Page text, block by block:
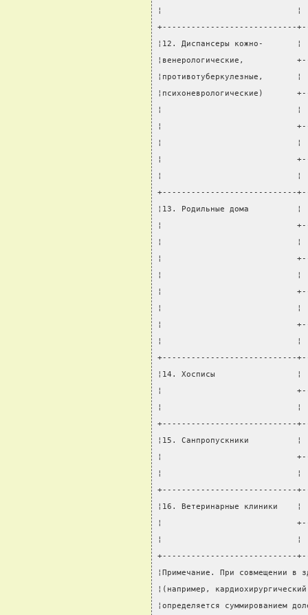
¦                            ¦
+----------------------------
¦12. Диспансеры кожно-
¦венерологические,
¦противотуберкулезные,
¦психоневрологические)
¦                            ¦
¦
¦                            ¦
¦
¦                            ¦
+----------------------------
¦13. Родильные дома
¦
¦                            ¦
¦
¦                            ¦
¦
¦                            ¦
¦
¦                            ¦
+----------------------------
¦14. Хосписы                 ¦
¦
¦                            ¦
+----------------------------
¦15. Санпропускники
¦
¦                            ¦
+----------------------------
¦16. Ветеринарные
¦
¦                            ¦
+----------------------------
¦Примечание. При совмещении
¦(например,
¦определяется суммированием